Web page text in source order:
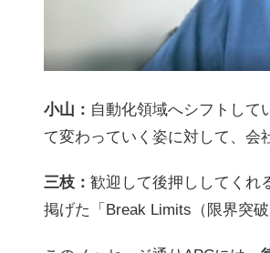
小山： 自動化領域へシフトして
て変わっていく姿に対して、会
三枝： 歓迎して後押ししてくれ
掲げた「Break Limits（限界突